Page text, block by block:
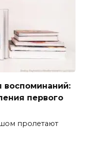
воспоминаний:
первого
пролетают